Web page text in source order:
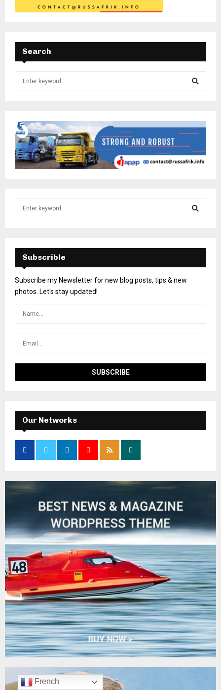
Search
Subscrible
Subscribe my Newsletter for new blog posts, tips & new
photos. Let's stay updated!
Our Networks
French